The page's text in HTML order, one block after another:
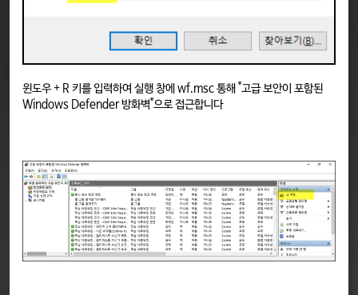
윈도우 + R 키를 입력하여 실행 창에 wf.msc 통해 "고급 보안이 포함된
Windows Defender 방화벽"으로 접근합니다